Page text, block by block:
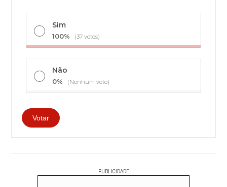
Sim
100% (37 votos)
Não
0% (Nenhum voto)
PUBLICIDADE